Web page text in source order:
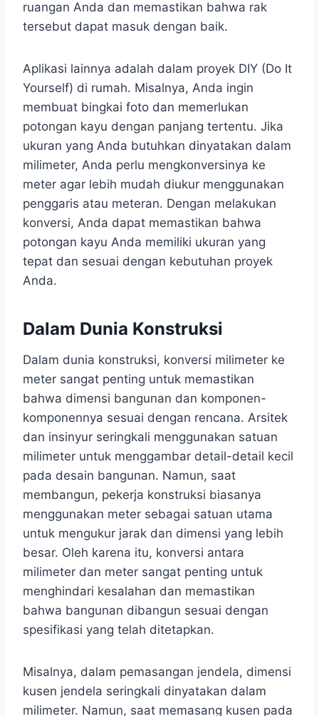
ruangan Anda dan memastikan bahwa rak
tersebut dapat masuk dengan baik.
Aplikasi lainnya adalah dalam proyek DIY (Do It
Yourself) di rumah. Misalnya, Anda ingin
membuat bingkai foto dan memerlukan
potongan kayu dengan panjang tertentu. Jika
ukuran yang Anda butuhkan dinyatakan dalam
milimeter, Anda perlu mengkonversinya ke
meter agar lebih mudah diukur menggunakan
penggaris atau meteran. Dengan melakukan
konversi, Anda dapat memastikan bahwa
potongan kayu Anda memiliki ukuran yang
tepat dan sesuai dengan kebutuhan proyek
Anda.
Dalam Dunia Konstruksi
Dalam dunia konstruksi, konversi milimeter ke
meter sangat penting untuk memastikan
bahwa dimensi bangunan dan komponen-
komponennya sesuai dengan rencana. Arsitek
dan insinyur seringkali menggunakan satuan
milimeter untuk menggambar detail-detail kecil
pada desain bangunan. Namun, saat
membangun, pekerja konstruksi biasanya
menggunakan meter sebagai satuan utama
untuk mengukur jarak dan dimensi yang lebih
besar. Oleh karena itu, konversi antara
milimeter dan meter sangat penting untuk
menghindari kesalahan dan memastikan
bahwa bangunan dibangun sesuai dengan
spesifikasi yang telah ditetapkan.
Misalnya, dalam pemasangan jendela, dimensi
kusen jendela seringkali dinyatakan dalam
milimeter. Namun, saat memasang kusen pada